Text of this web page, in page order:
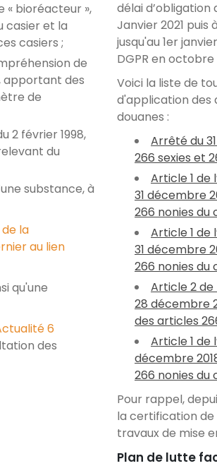
« bioréacteur »,
casier et la
casiers ;
de
apportant des
de
2 février 1998,
du
substance, à
la
au lien
qu'une
6
des
délai
Janvier 2021
jusqu'au 1er
DGPR en octobre
Voici la liste de
d'application des
douanes :
Arrêté du
266 sexies et
Article 1 de
31 décembre
266 nonies du
Article 1 de
31 décembre
266 nonies du
Article 2 de
28 décembre
des articles
Article 1 de
décembre
266 nonies du
Pour rappel, d
la certification
travaux de mise
Plan de lutte